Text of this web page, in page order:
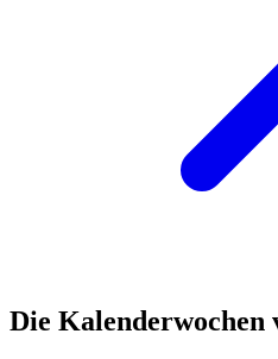
Die Kalenderwochen